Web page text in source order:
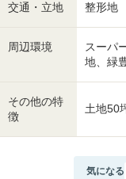
交通・立地 整形地
周辺環境
スーパ
地、緑
その他の特
徴
土地50
気になる